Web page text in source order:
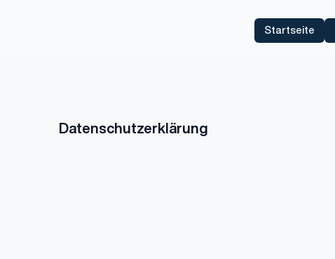
Startseite
Datenschutzerklärung